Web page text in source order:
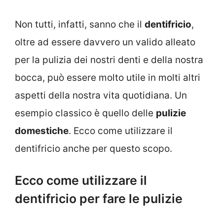
Non tutti, infatti, sanno che il dentifricio,
oltre ad essere davvero un valido alleato
per la pulizia dei nostri denti e della nostra
bocca, può essere molto utile in molti altri
aspetti della nostra vita quotidiana. Un
esempio classico è quello delle pulizie
domestiche. Ecco come utilizzare il
dentifricio anche per questo scopo.
Ecco come utilizzare il
dentifricio per fare le pulizie